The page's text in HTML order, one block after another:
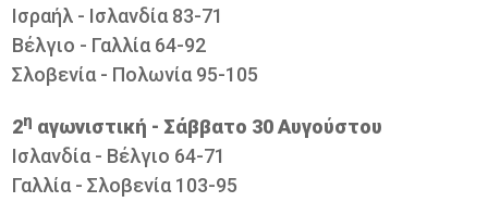
Ισραήλ - Ισλανδία 83-71
Βέλγιο - Γαλλία 64-92
Σλοβενία - Πολωνία 95-105
2η αγωνιστική - Σάββατο 30 Αυγούστου
Ισλανδία - Βέλγιο 64-71
Γαλλία - Σλοβενία 103-95